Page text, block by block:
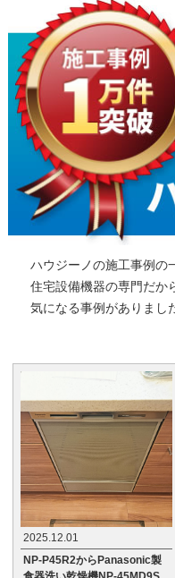
ハウジーノの施工事例の
住宅設備機器の専門だか
気になる事例がありまし
2025.12.01
NP-P45R2からPanasonic製